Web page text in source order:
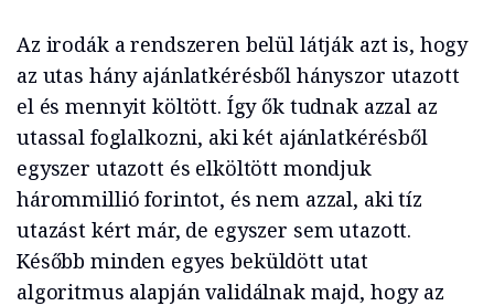
Az irodák a rendszeren belül látják azt is, hogy
az utas hány ajánlatkérésből hányszor utazott
el és mennyit költött. Így ők tudnak azzal az
utassal foglalkozni, aki két ajánlatkérésből
egyszer utazott és elköltött mondjuk
hárommillió forintot, és nem azzal, aki tíz
utazást kért már, de egyszer sem utazott.
Később minden egyes beküldött utat
algoritmus alapján validálnak majd, hogy az